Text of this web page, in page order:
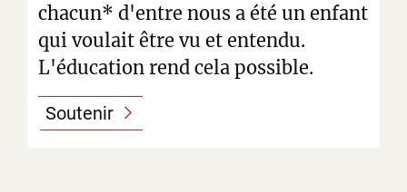
chacun* d'entre nous a été un enfant
qui voulait être vu et entendu.
L'éducation rend cela possible.
Soutenir